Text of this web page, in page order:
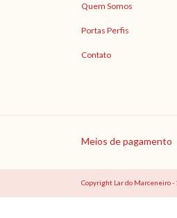
Quem Somos
Portas Perfis
Contato
Meios de pagamento
Copyright Lar do Marceneiro